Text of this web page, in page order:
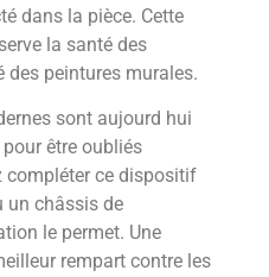
dans la pièce. Cette
la santé des
des peintures murales.
sont aujourd hui
être oubliés
compléter ce dispositif
un châssis de
le permet. Une
rempart contre les